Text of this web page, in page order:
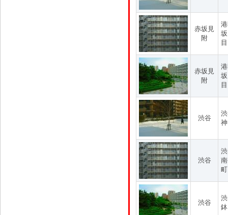
赤坂見
附
目
赤坂見
附
目
渋谷
渋谷
渋谷